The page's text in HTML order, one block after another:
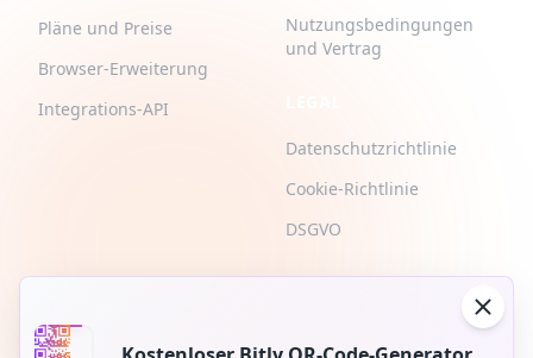
Pläne und Preise
Browser-Erweiterung
Integrations-API
Nutzungsbedingungen
und Vertrag
Datenschutzrichtlinie
Cookie-Richtlinie
DSGVO